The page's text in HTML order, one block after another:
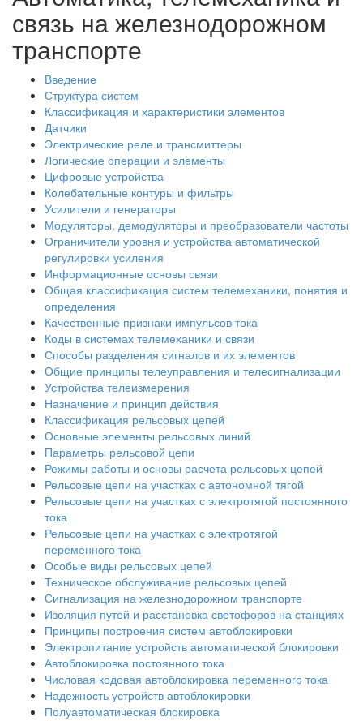
связь на железнодорожном
транспорте
Введение
Структура систем
Классификация и характеристики элементов
Датчики
Электрические реле и трансмиттеры
Логические операции и элементы
Цифровые устройства
Колебательные контуры и фильтры
Усилители и генераторы
Модуляторы, демодуляторы и преобразователи частоты
Ограничители уровня и устройства автоматической
регулировки усиления
Информационные основы связи
Общая классификация систем телемеханики, понятия и
определения
Качественные признаки импульсов тока
Коды в системах телемеханики и связи
Способы разделения сигналов и их элементов
Общие принципы телеуправления и телесигнализации
Устройства телеизмерения
Назначение и принцип действия
Классификация рельсовых цепей
Основные элементы рельсовых линий
Параметры рельсовой цепи
Режимы работы и основы расчета рельсовых цепей
Рельсовые цепи на участках с автономной тягой
Рельсовые цепи на участках с электротягой постоянного
тока
Рельсовые цепи на участках с электротягой
переменного тока
Особые виды рельсовых цепей
Техническое обслуживание рельсовых цепей
Сигнализация на железнодорожном транспорте
Изоляция путей и расстановка светофоров на станциях
Принципы построения систем автоблокировки
Электропитание устройств автоматической блокировки
Автоблокировка постоянного тока
Числовая кодовая автоблокировка переменного тока
Надежность устройств автоблокировки
Полуавтоматическая блокировка